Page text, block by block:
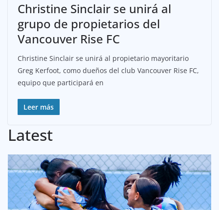
Christine Sinclair se unirá al
grupo de propietarios del
Vancouver Rise FC
Christine Sinclair se unirá al propietario mayoritario
Greg Kerfoot, como dueños del club Vancouver Rise FC,
equipo que participará en
Leer más
Latest